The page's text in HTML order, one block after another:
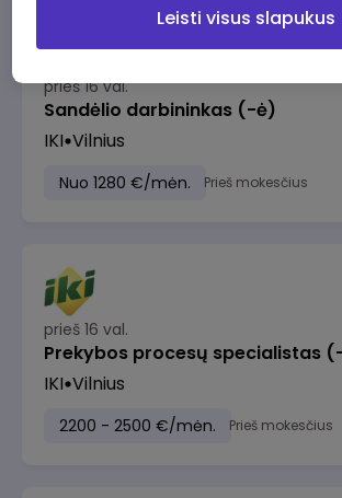
prieš 16 val.
Sandėlio darbininkas (-ė)
IKI Vilnius
Nuo 1280 €/mėn. Prieš mokesčius
prieš 16 val.
Prekybos procesų specialistas
IKI Vilnius
2200 - 2500 €/mėn. Prieš mokesčius
Leisti visus slapukus